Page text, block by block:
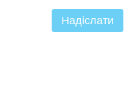
Надіслати